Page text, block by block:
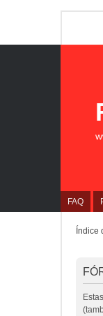
FAQ
Índice